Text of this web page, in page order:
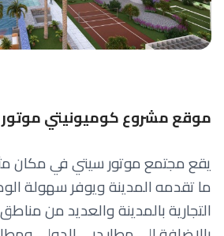
موقع مشروع كوميونيتي
يقع مجتمع موتور سيتي في مكان
ما تقدمه المدينة ويوفر سهولة
التجارية بالمدينة والعديد من